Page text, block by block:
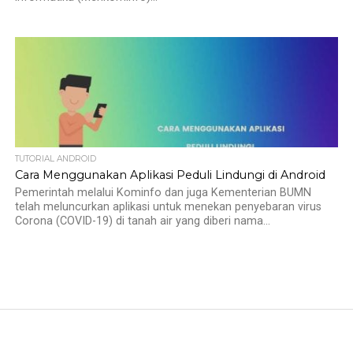
TUTORIAL ANDROID
Cara Menggunakan Aplikasi Peduli Lindungi di Android
Pemerintah melalui Kominfo dan juga Kementerian BUMN
telah meluncurkan aplikasi untuk menekan penyebaran virus
Corona (COVID-19) di tanah air yang diberi nama...